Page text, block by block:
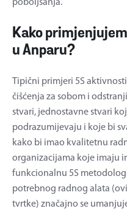
poboljšanja.
Kako
u Anparu?
Tipični primjeri 5S
čišćenja za sobom i
stvari, jednostavne stvari
podrazumijevaju i koje bi
kako bi imao kvalitetnu
organizacijama koje imaju
funkcionalnu 5S
potrebnog radnog alata
tvrtke) značajno se